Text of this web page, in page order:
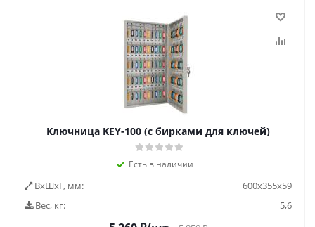
Ключница KEY-100 (с бирками для ключей)
Есть в наличии
ВxШxГ, мм:
600x355x59
Вес, кг:
5,6